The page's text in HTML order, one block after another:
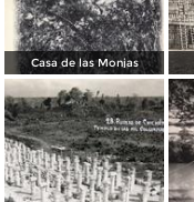
Casa de las Monjas